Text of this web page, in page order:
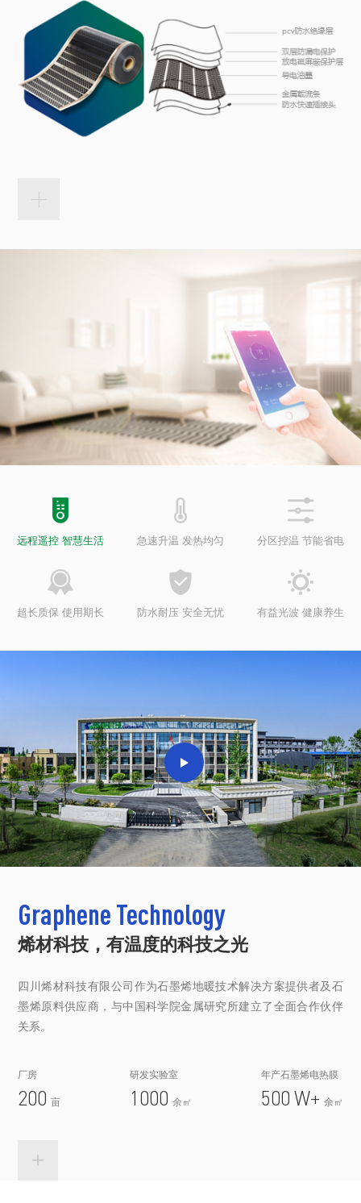

远程遥控 智慧生活

急速升温 发热均匀

分区控温 节能省电

超长质保 使用期长

防水耐压 安全无忧

有益光波 健康养生
Graphene Technology
烯材科技，有温度的科技之光
四川烯材科技有限公司作为石墨烯地暖技术解决方案提供者及石
墨烯原料供应商，与中国科学院金属研究所建立了全面合作伙伴
关系。
厂房
200 亩
研发实验室
1000 余㎡
年产石墨烯电热膜
500W+ 余㎡